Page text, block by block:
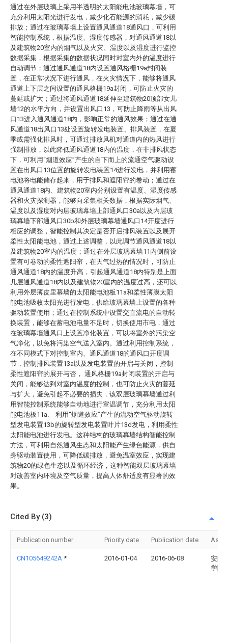
通过在外层玻璃上采用半透明的太阳能电池玻璃幕墙，可
充分利用太阳光进行发电，减少化石能源的消耗，减少碳
排放；通过在玻璃幕墙上设置通风通道18通风口，可利用
智能控制系统，根据温度、湿度传感器，对通风通道18以
及建筑物20室内的烟气以及火灾、温度以及湿度进行监控
数据采集，根据采集的数据状况同时对室内外的温度进行
自动调节；通过通风通道18内设置通风格栅19a封闭装
置，在正常状况下进行通风，在火灾情况下，能够将通风
通道上下层之间设置的通风格栅19a封闭，可防止火灾的
蔓延或扩大；通过将通风通道18延伸至建筑物20顶部女儿
墙12的水平方向，并设置出风口13，可防止降雨等从出风
口13进入通风通道18内，影响正常的通风效果；通过在通
风通道18出风口13处设置旋转发电装置、排风装置，在夏
季或需强化排风时，可通过排放风机对通道内的热风进行
强制排放，以此降低通风通道18内的温度，在非排风状态
下，可利用“烟道效应”产生的自下而上的流通空气驱动设
置在出风口13位置的旋转发电装置14进行发电，并利用蓄
电池将电能储存起来，用于排风和遮阳帘的卷动；通过在
通风通道18内、建筑物20室内分别设置有温度、湿度传感
器和火灾探测器，能够向采集相关数据，根据实际烟气、
温度以及湿度对内层玻璃幕墙上部通风口30a以及内层玻
璃幕墙下部通风口30b和外层玻璃幕墙通风口14开度进行
相应的调整，智能控制其决定是否开启排风装置以及展开
柔性太阳能电池，通过上述调整，以此调节通风通道18以
及建筑物20室内的温度；通过在外层玻璃幕墙11内侧前设
置有可卷动的柔性遮阳帘，在天气过热的情况时，可防止
通风通道18内的温度升高，引起通风通道18内特别是上面
几层通风通道18内以及建筑物20室内的温度过高，还可以
利用外层薄皮里幕墙的太阳能电池板11a和柔性薄膜太阳
能电池吸收太阳光进行发电，供给玻璃幕墙上设置的各种
驱动装置使用；通过在控制系统中设置交直流电的自动转
换装置，能够在蓄电池电量不足时，切换使用市电，通过
在玻璃幕墙通风口上设置净化装置，可以将室外的污染空
气净化，以免将污染空气送入室内。通过利用控制系统，
在不同模式下对控制室内、通风通道18的通风口开度调
节，控制排风装置13a以及发电装置的开启与关闭，控制
柔性遮阳帘的展开与否， 通风格栅19a封闭装置的开启与
关闭，能够达到对室内温度的控制，也可防止火灾的蔓延
与扩大，避免引起不必要的损失，该双层玻璃幕墙通过利
用智能控制系统能够自动地进行室温调节，充分利用太阳
能电池板11a、 利用“烟道效应”产生的流动空气驱动旋转
型发电装置13b的旋转型发电装置叶片13d发电，利用柔性
太阳能电池进行发电。这种结构的玻璃幕墙结构智能控制
方法，可利用自然通风生态和太阳能产生绿色能源，供自
身驱动装置使用，可降低碳排放，避免温室效应，实现建
筑物20的绿色生态以及循环经济，这种智能双层玻璃幕墙
对改善室内环境及空气质量，提高人体舒适度有显著的效
果。
Cited By (3)
Publication number Priority date Publication date
CN105649242A * 2016-01-04 2016-06-08
安阳
学院